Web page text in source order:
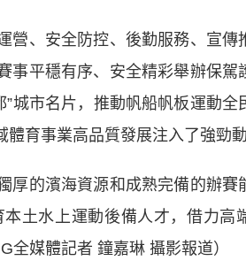
、安全防控、後勤服務、宣傳
事平穩有序、安全精彩舉辦保駕
城市名片，推動帆船帆板運動全
育事業高品質發展注入了強勁動
的濱海資源和成熟完備的辦賽
土水上運動後備人才，借力高
媒體記者 鐘嘉琳 攝影報道）